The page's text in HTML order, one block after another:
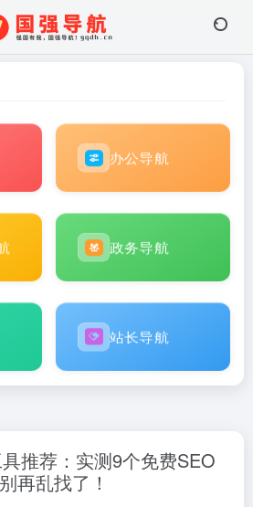
办公导航
政务导航
站长导航
推荐：实测9个免费SEO
再乱找了！